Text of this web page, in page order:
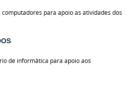
para apoio as atividades dos
de informática para apoio aos